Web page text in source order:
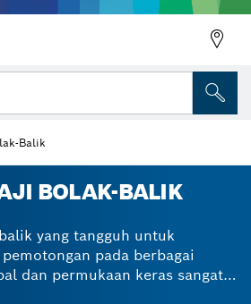
Balik
BOLAK-BALIK
yang tangguh untuk
pada berbagai
dan permukaan keras sangat